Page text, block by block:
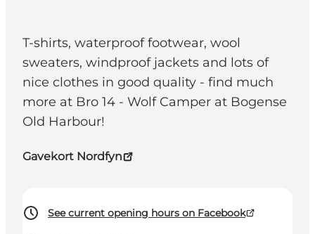
T-shirts, waterproof footwear, wool
sweaters, windproof jackets and lots of
nice clothes in good quality - find much
more at Bro 14 - Wolf Camper at Bogense
Old Harbour!
Gavekort Nordfyn
See current opening hours on Facebook